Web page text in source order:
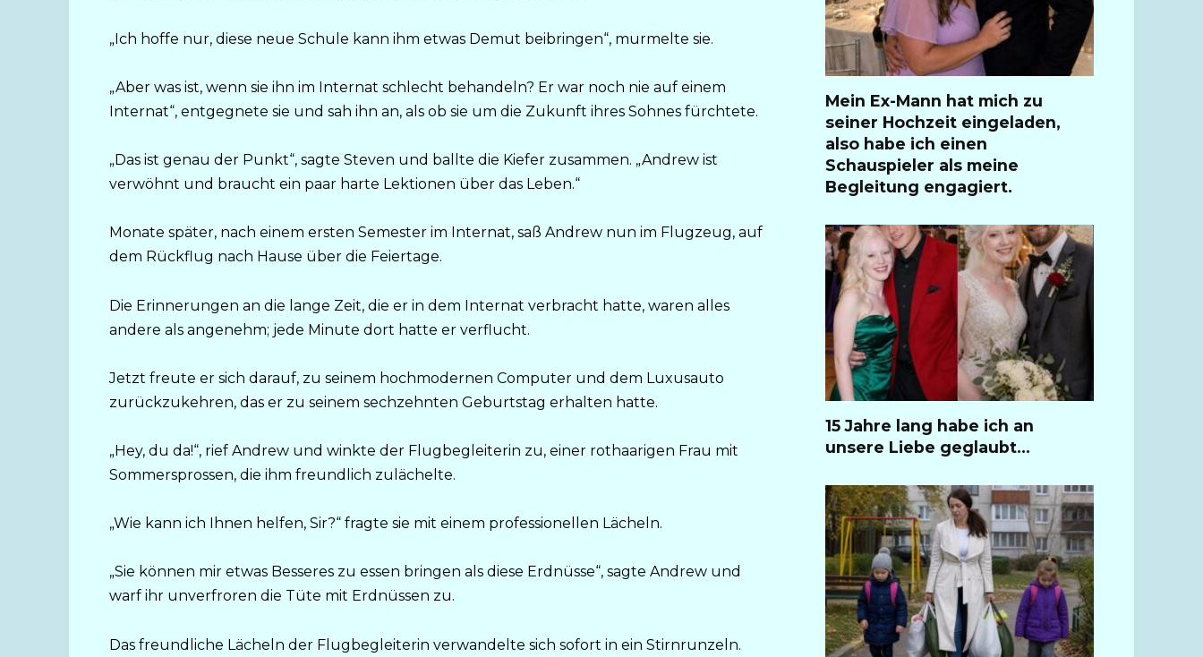
„Ich hoffe nur, diese neue Schule kann ihm etwas Demut beibringen“, murmelte sie.
„Aber was ist, wenn sie ihn im Internat schlecht behandeln? Er war noch nie auf einem
Internat“, entgegnete sie und sah ihn an, als ob sie um die Zukunft ihres Sohnes fürchtete.
„Das ist genau der Punkt“, sagte Steven und ballte die Kiefer zusammen. „Andrew ist
verwöhnt und braucht ein paar harte Lektionen über das Leben.“
Monate später, nach einem ersten Semester im Internat, saß Andrew nun im Flugzeug, auf
dem Rückflug nach Hause über die Feiertage.
Die Erinnerungen an die lange Zeit, die er in dem Internat verbracht hatte, waren alles
andere als angenehm; jede Minute dort hatte er verflucht.
Jetzt freute er sich darauf, zu seinem hochmodernen Computer und dem Luxusauto
zurückzukehren, das er zu seinem sechzehnten Geburtstag erhalten hatte.
„Hey, du da!“, rief Andrew und winkte der Flugbegleiterin zu, einer rothaarigen Frau mit
Sommersprossen, die ihm freundlich zulächelte.
„Wie kann ich Ihnen helfen, Sir?“ fragte sie mit einem professionellen Lächeln.
„Sie können mir etwas Besseres zu essen bringen als diese Erdnüsse“, sagte Andrew und
warf ihr unverfroren die Tüte mit Erdnüssen zu.
Das freundliche Lächeln der Flugbegleiterin verwandelte sich sofort in ein Stirnrunzeln.
Mein Ex-Mann hat mich zu
seiner Hochzeit eingeladen,
also habe ich einen
Schauspieler als meine
Begleitung engagiert.
15 Jahre lang habe ich an
unsere Liebe geglaubt…